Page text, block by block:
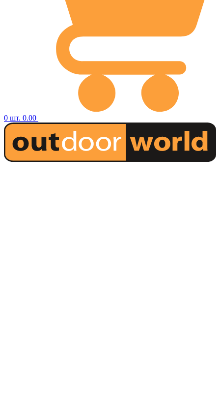
0 шт. 0.00